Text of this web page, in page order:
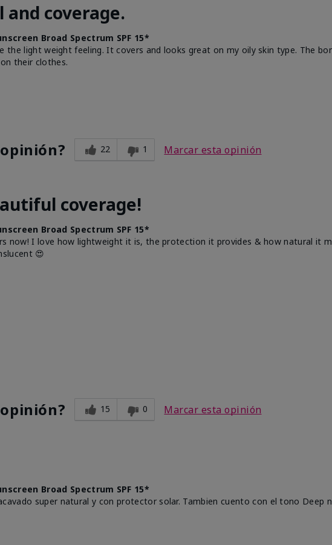
and coverage.
Broad Spectrum SPF 15*
light weight feeling. It covers and looks great on my oily skin type. The
their clothes.
22 1 Marcar esta opinión
coverage!
Broad Spectrum SPF 15*
now! I love how lightweight it is, the protection it provides & how natural it
😍
15 0 Marcar esta opinión
Broad Spectrum SPF 15*
super natural y con protector solar. Tambien cuento con el tono Deep